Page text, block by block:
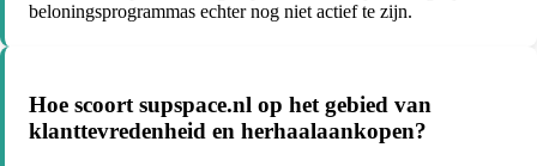
beloningsprogrammas echter nog niet actief te zijn.
Hoe scoort supspace.nl op het gebied van
klanttevredenheid en herhaalaankopen?